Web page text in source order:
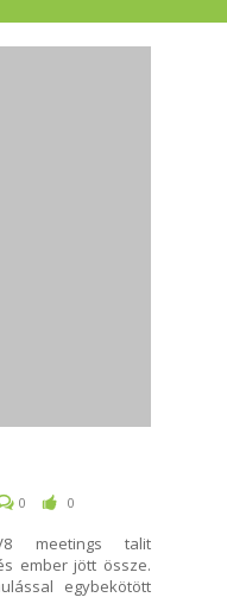
0 0
meetings talit
ember jött össze.
egybekötött